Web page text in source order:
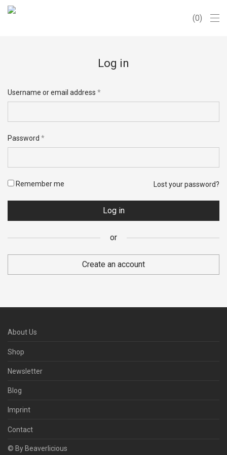
0
Log in
Username or email address *
Password *
Remember me Lost your password?
Log in
or
Create an account
Email address*
Register to our newsletter(optional)
Wir verwenden deine personenbezogenen Daten, um eine
Register
About Us
Shop
Newsletter
Blog
Imprint
Contact
© By Beaverlicious